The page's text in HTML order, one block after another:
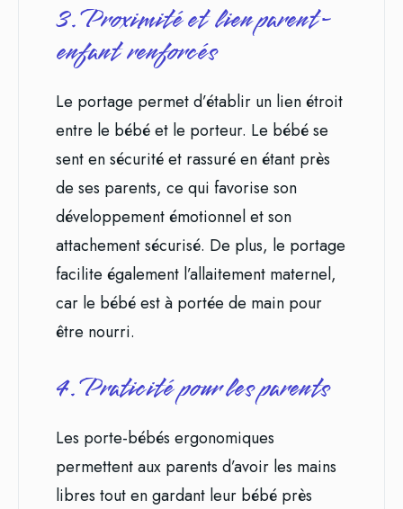
3. Proximité et lien parent-
enfant renforcés
Le portage permet d’établir un lien étroit
entre le bébé et le porteur. Le bébé se
sent en sécurité et rassuré en étant près
de ses parents, ce qui favorise son
développement émotionnel et son
attachement sécurisé. De plus, le portage
facilite également l’allaitement maternel,
car le bébé est à portée de main pour
être nourri.
4. Praticité pour les parents
Les porte-bébés ergonomiques
permettent aux parents d’avoir les mains
libres tout en gardant leur bébé près